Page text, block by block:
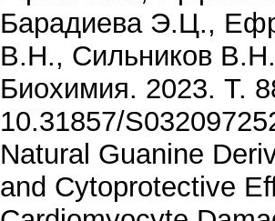
Барадиева Э.Ц.,
В.Н., Сильников
Биохимия. 2023. Т.
10.31857/
Natural Guanine
and Cytoprotective